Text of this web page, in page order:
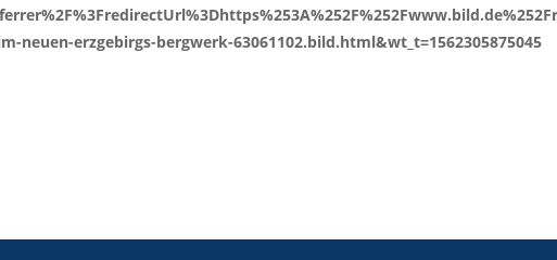
neuen-erzgebirgs-bergwerk-63061102.bild.html&wt_t=1562305875045